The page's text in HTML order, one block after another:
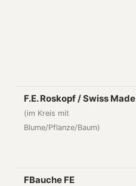
F.E. Roskopf / Swiss Made
(im Kreis mit
Blume/Pflanze/Baum)
FBauche FE